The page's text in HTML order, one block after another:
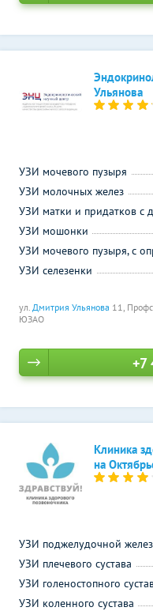
Ульянова
ул. Дмитрия Ульянова 11,
ЮЗАО
УЗИ мочевого пузыря
УЗИ молочных желез
УЗИ матки и придатков с
УЗИ мошонки
УЗИ мочевого пузыря, с
УЗИ селезенки
+7
Клиника
на
УЗИ поджелудочной
УЗИ плечевого сустава
УЗИ голеностопного
УЗИ коленного сустава